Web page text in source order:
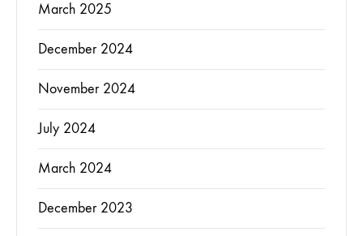
March 2025
December 2024
November 2024
July 2024
March 2024
December 2023